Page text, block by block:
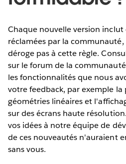
Chaque nouvelle version
réclamées par la
déroge pas à cette règle.
sur le forum de la
les fonctionnalités que nous
votre feedback, par exemple la
géométries linéaires et
sur des écrans haute
vos idées à notre équipe de
de ces nouveautés n'auraient
sans vous.